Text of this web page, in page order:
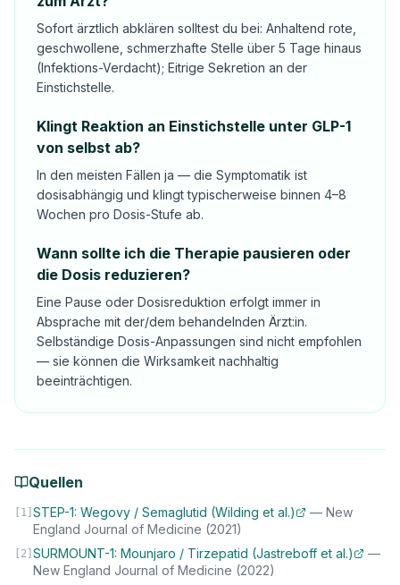
Sofort ärztlich abklären solltest du bei: Anhaltend rote,
geschwollene, schmerzhafte Stelle über 5 Tage hinaus
(Infektions-Verdacht); Eitrige Sekretion an der
Einstichstelle.
Klingt Reaktion an Einstichstelle unter GLP-1
von selbst ab?
In den meisten Fällen ja — die Symptomatik ist
dosisabhängig und klingt typischerweise binnen 4–8
Wochen pro Dosis-Stufe ab.
Wann sollte ich die Therapie pausieren oder
die Dosis reduzieren?
Eine Pause oder Dosisreduktion erfolgt immer in
Absprache mit der/dem behandelnden Ärzt:in.
Selbständige Dosis-Anpassungen sind nicht empfohlen
— sie können die Wirksamkeit nachhaltig
beeinträchtigen.
Quellen
1 STEP-1: Wegovy / Semaglutid (Wilding et al.) — New
England Journal of Medicine (2021)
2 SURMOUNT-1: Mounjaro / Tirzepatid (Jastreboff et al.)
—
New England Journal of Medicine (2022)